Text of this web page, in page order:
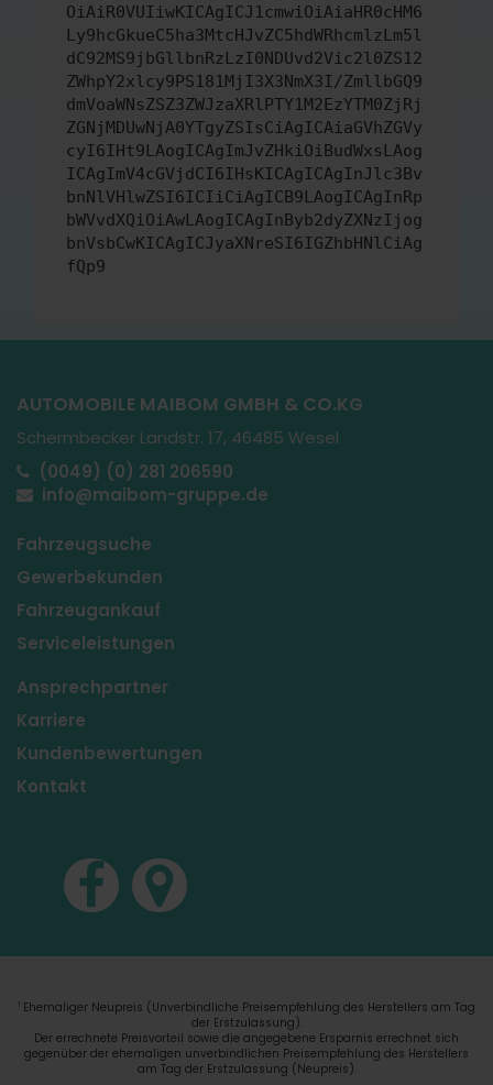
OiAiR0VUIiwKICAgICJ1cmwiOiAiaHR0cHM6
Ly9hcGkueC5ha3MtcHJvZC5hdWRhcmlzLm5l
dC92MS9jbGllbnRzLzI0NDUvd2Vic2l0ZS12
ZWhpY2xlcy9PS181MjI3X3NmX3I/ZmllbGQ9
dmVoaWNsZSZ3ZWJzaXRlPTY1M2EzYTM0ZjRj
ZGNjMDUwNjA0YTgyZSIsCiAgICAiaGVhZGVy
cyI6IHt9LAogICAgImJvZHkiOiBudWxsLAog
ICAgImV4cGVjdCI6IHsKICAgICAgInJlc3Bv
bnNlVHlwZSI6ICIiCiAgICB9LAogICAgInRp
bWVvdXQiOiAwLAogICAgInByb2dyZXNzIjog
bnVsbCwKICAgICJyaXNreSI6IGZhbHNlCiAg
fQp9
AUTOMOBILE MAIBOM GMBH & CO.KG
Schermbecker Landstr. 17, 46485 Wesel
(0049) (0) 281 206590
info@maibom-gruppe.de
Fahrzeugsuche
Gewerbekunden
Fahrzeugankauf
Serviceleistungen
Ansprechpartner
Karriere
Kundenbewertungen
Kontakt
1 Ehemaliger Neupreis (Unverbindliche Preisempfehlung des Herstellers am Tag
der Erstzulassung).
Der errechnete Preisvorteil sowie die angegebene Ersparnis errechnet sich
gegenüber der ehemaligen unverbindlichen Preisempfehlung des Herstellers
am Tag der Erstzulassung (Neupreis).